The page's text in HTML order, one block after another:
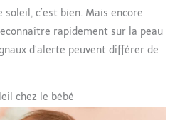
soleil, c’est bien. Mais encore
rapidement sur la peau
d’alerte peuvent différer de
chez le bébé